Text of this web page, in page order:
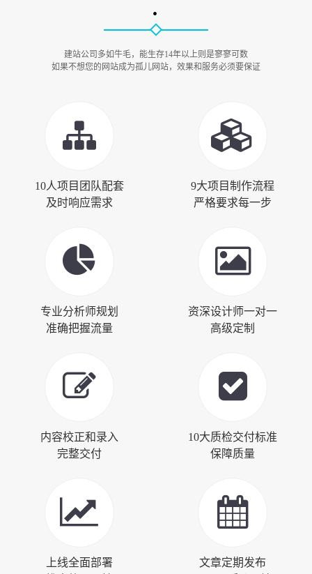
•
建站公司多如牛毛，能生存14年以上则是寥寥可数
如果不想您的网站成为孤儿网站，效果和服务必须要保证
10人项目团队配套
及时响应需求
9大项目制作流程
严格要求每一步
专业分析师规划
准确把握流量
资深设计师一对一
高级定制
内容校正和录入
完整交付
10大质检交付标准
保障质量
上线全面部署
文章定期发布